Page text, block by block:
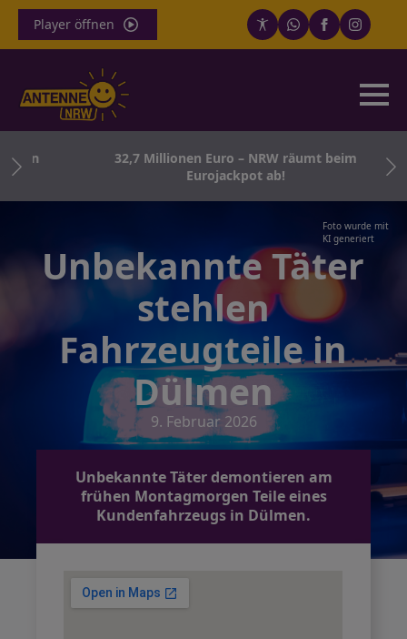
Player öffnen
32,7 Millionen Euro – NRW räumt beim
Eurojackpot ab!
Foto wurde mit
KI generiert
Unbekannte Täter
stehlen
Fahrzeugteile in
Dülmen
9. Februar 2026
Unbekannte Täter demontieren am
frühen Montagmorgen Teile eines
Kundenfahrzeugs in Dülmen.